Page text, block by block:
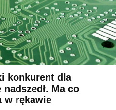
konkurent dla
Ma co
w rękawie